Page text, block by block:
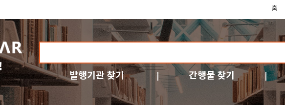
홈
발행기관 찾기 간행물 찾기